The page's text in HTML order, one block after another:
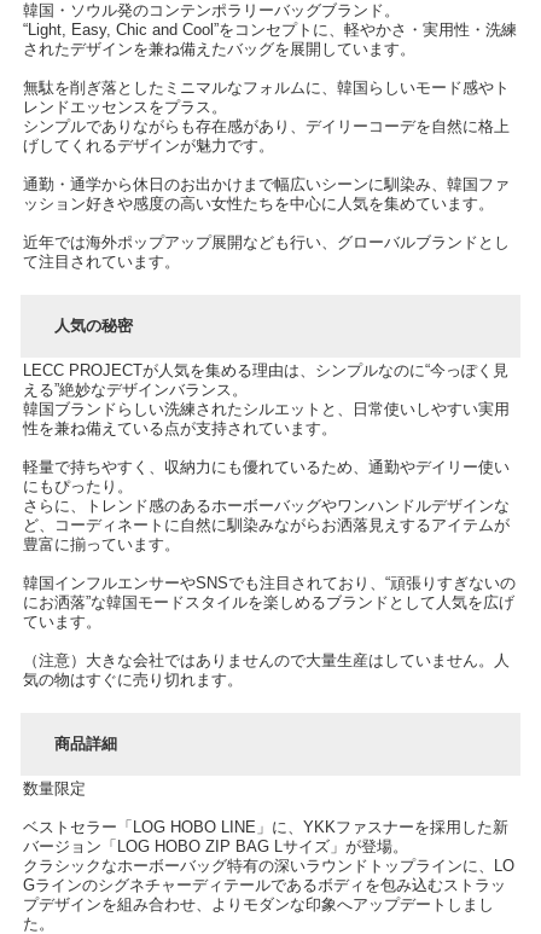
韓国・ソウル発のコンテンポラリーバッグブランド。
“Light, Easy, Chic and Cool”をコンセプトに、軽やかさ・実用性・洗練
されたデザインを兼ね備えたバッグを展開しています。
無駄を削ぎ落としたミニマルなフォルムに、韓国らしいモード感やト
レンドエッセンスをプラス。
シンプルでありながらも存在感があり、デイリーコーデを自然に格上
げしてくれるデザインが魅力です。
通勤・通学から休日のお出かけまで幅広いシーンに馴染み、韓国ファ
ッション好きや感度の高い女性たちを中心に人気を集めています。
近年では海外ポップアップ展開なども行い、グローバルブランドとし
て注目されています。
人気の秘密
LECC PROJECTが人気を集める理由は、シンプルなのに“今っぽく見
える”絶妙なデザインバランス。
韓国ブランドらしい洗練されたシルエットと、日常使いしやすい実用
性を兼ね備えている点が支持されています。
軽量で持ちやすく、収納力にも優れているため、通勤やデイリー使い
にもぴったり。
さらに、トレンド感のあるホーボーバッグやワンハンドルデザインな
ど、コーディネートに自然に馴染みながらお洒落見えするアイテムが
豊富に揃っています。
韓国インフルエンサーやSNSでも注目されており、“頑張りすぎないの
にお洒落”な韓国モードスタイルを楽しめるブランドとして人気を広げ
ています。
（注意）大きな会社ではありませんので大量生産はしていません。人
気の物はすぐに売り切れます。
商品詳細
数量限定
ベストセラー「LOG HOBO LINE」に、YKKファスナーを採用した新
バージョン「LOG HOBO ZIP BAG Lサイズ」が登場。
クラシックなホーボーバッグ特有の深いラウンドトップラインに、LO
Gラインのシグネチャーディテールであるボディを包み込むストラッ
プデザインを組み合わせ、よりモダンな印象へアップデートしまし
た。